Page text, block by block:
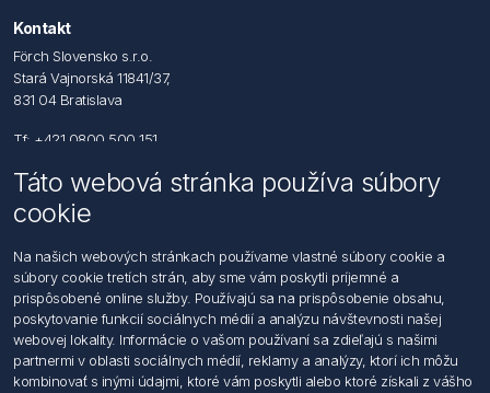
Kontakt
Förch Slovensko s.r.o.
Stará Vajnorská 11841/37,
831 04 Bratislava
Tf: +421 0800 500 151
Email: office@foerch.sk
Kontaktujte nás
Informácie
Imprint
Vyhlásenie k ochrane údajov
Všeobecné dodacie a obchodné podmienky
Obchodný zástupca
Táto webová stránka používa súbory
cookie
Na našich webových stránkach používame vlastné súbory cookie a
súbory cookie tretích strán, aby sme vám poskytli príjemné a
prispôsobené online služby. Používajú sa na prispôsobenie obsahu,
poskytovanie funkcií sociálnych médií a analýzu návštevnosti našej
webovej lokality. Informácie o vašom používaní sa zdieľajú s našimi
partnermi v oblasti sociálnych médií, reklamy a analýzy, ktorí ich môžu
kombinovať s inými údajmi, ktoré vám poskytli alebo ktoré získali z vášho